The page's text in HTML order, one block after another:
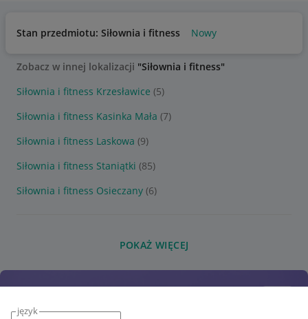
język
Stan przedmiotu: Siłownia i fitness Nowy
Zobacz w innej lokalizacji "Siłownia i fitness"
Siłownia i fitness Krzesławice (5)
Siłownia i fitness Kasinka Mała (7)
Siłownia i fitness Laskowa (9)
Siłownia i fitness Staniątki (85)
Siłownia i fitness Osieczany (6)
POKAŻ WIĘCEJ